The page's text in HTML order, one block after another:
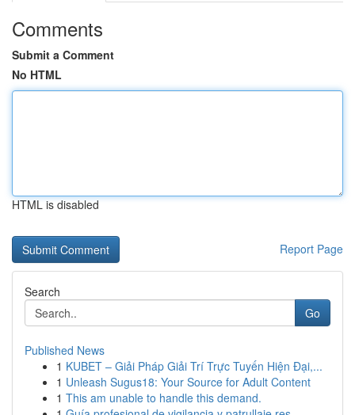
Comments
Submit a Comment
No HTML
HTML is disabled
Report Page
Search
Go
Published News
1 KUBET – Giải Pháp Giải Trí Trực Tuyến Hiện Đại,...
1 Unleash Sugus18: Your Source for Adult Content
1 This am unable to handle this demand.